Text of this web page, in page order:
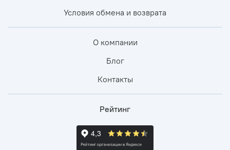
Условия обмена и возврата
О компании
Блог
Контакты
Рейтинг